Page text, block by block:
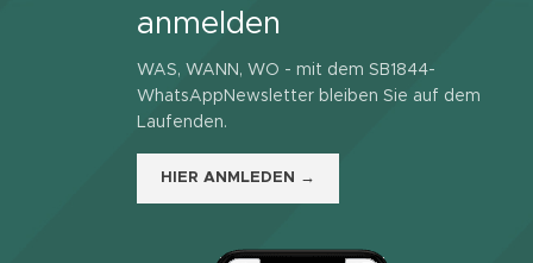
anmelden
WAS, WANN, WO - mit dem SB1844-
WhatsAppNewsletter bleiben Sie auf dem
Laufenden.
HIER ANMLEDEN →